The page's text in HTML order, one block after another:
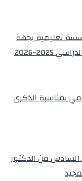
كديلي يتفقد 39 مؤسسة تعليمية بجهة
2026
بمناسبة الذكرى
السادس من الدكتور